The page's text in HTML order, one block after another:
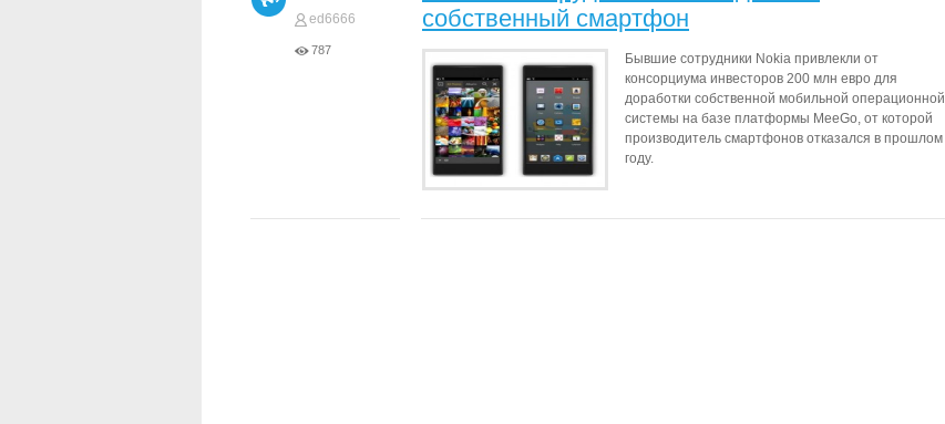
ed6666
787
собственный смартфон
Бывшие сотрудники Nokia привлекли от
консорциума инвесторов 200 млн евро для
доработки собственной мобильной операционной
системы на базе платформы MeeGo, от которой
производитель смартфонов отказался в прошлом
году.